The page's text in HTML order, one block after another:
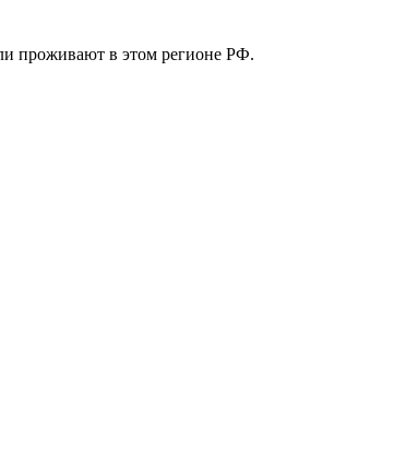
проживают в этом регионе РФ.